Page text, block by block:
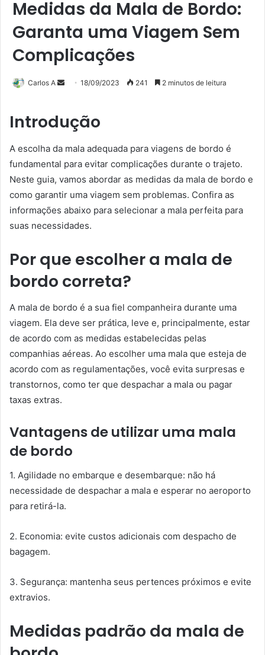
Medidas da Mala de Bordo:
Garanta uma Viagem Sem
Complicações
Carlos A
Mande
mail
18/09/2023 241 2 minutos de leitura
Introdução
A escolha da mala adequada para viagens de bordo é
fundamental para evitar complicações durante o trajeto.
Neste guia, vamos abordar as medidas da mala de bordo e
como garantir uma viagem sem problemas. Confira as
informações abaixo para selecionar a mala perfeita para
suas necessidades.
Por que escolher a mala de
bordo correta?
A mala de bordo é a sua fiel companheira durante uma
viagem. Ela deve ser prática, leve e, principalmente, estar
de acordo com as medidas estabelecidas pelas
companhias aéreas. Ao escolher uma mala que esteja de
acordo com as regulamentações, você evita surpresas e
transtornos, como ter que despachar a mala ou pagar
taxas extras.
Vantagens de utilizar uma mala
de bordo
1. Agilidade no embarque e desembarque: não há
necessidade de despachar a mala e esperar no aeroporto
para retirá-la.
2. Economia: evite custos adicionais com despacho de
bagagem.
3. Segurança: mantenha seus pertences próximos e evite
extravios.
Medidas padrão da mala de